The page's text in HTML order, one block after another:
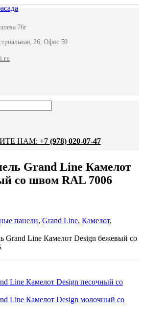
76г
26, Офис 59
НАМ: +7 (978) 020-07-47
Grand Line Камелот
со швом RAL 7006
панели, Grand Line, Камелот,
Grand Line Камелот Design бежевый со
Line Камелот Design песочный со
Line Камелот Design молочный со